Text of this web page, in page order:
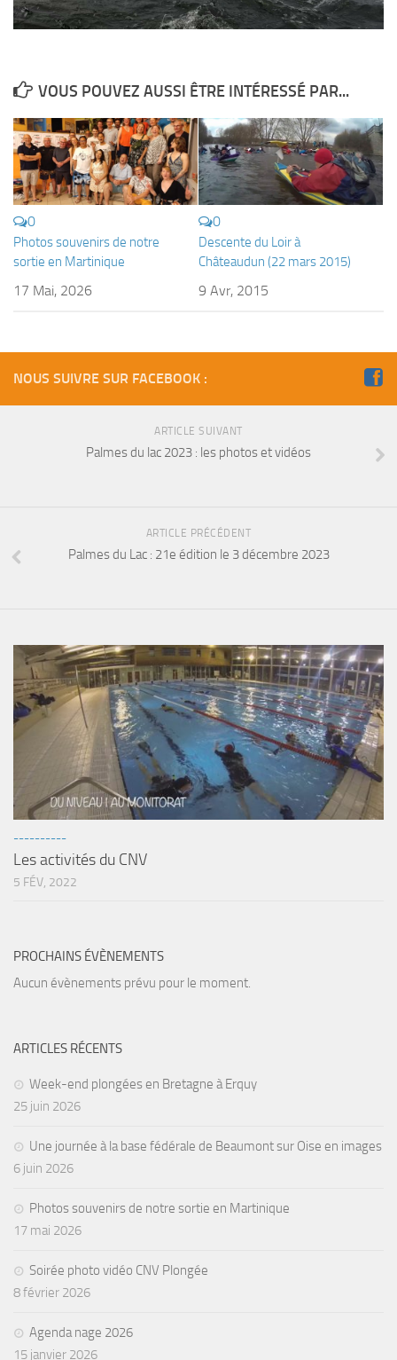
Sorties 2022
Sorties 2018
sorties 2017
Sorties 2016
Sorties 2014
BIO SUB
Lac Merveilleux
AUDIOVISUEL
NAP / NEV
Résultats Compétitions
MATERIEL
Section Matériel
Occasions
VOUS POUVEZ AUSSI ÊTRE INTÉRESSÉ PAR...
0
Photos souvenirs de notre
sortie en Martinique
17 Mai, 2026
0
Descente du Loir à
Châteaudun (22 mars 2015)
9 Avr, 2015
NOUS SUIVRE SUR FACEBOOK :
ARTICLE SUIVANT
Palmes du lac 2023 : les photos et vidéos
ARTICLE PRÉCÉDENT
Palmes du Lac : 21e édition le 3 décembre 2023
----------
Les activités du CNV
5 FÉV, 2022
PROCHAINS ÉVÈNEMENTS
Aucun évènements prévu pour le moment.
ARTICLES RÉCENTS
Week-end plongées en Bretagne à Erquy
25 juin 2026
Une journée à la base fédérale de Beaumont sur Oise en images
6 juin 2026
Photos souvenirs de notre sortie en Martinique
17 mai 2026
Soirée photo vidéo CNV Plongée
8 février 2026
Agenda nage 2026
15 janvier 2026